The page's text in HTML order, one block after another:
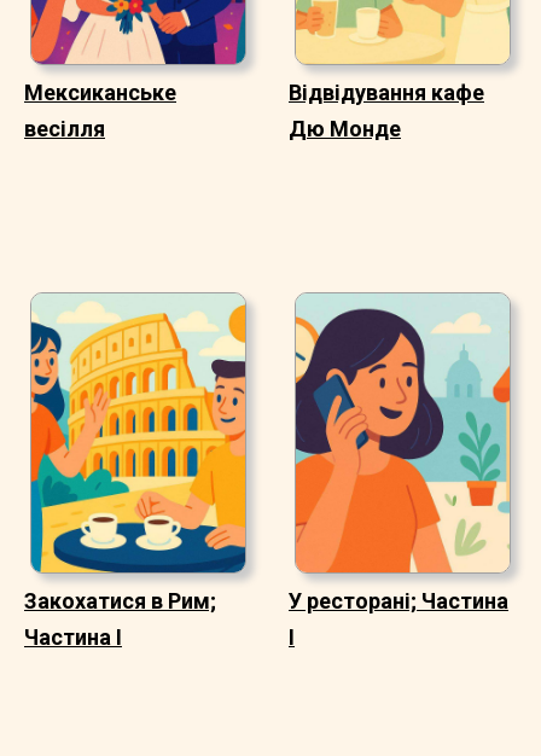
Мексиканське
весілля
Відвідування кафе
Дю Монде
Закохатися в Рим;
Частина I
У ресторані; Частина
I